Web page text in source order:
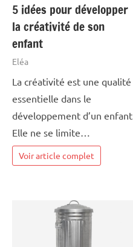
5 idées pour développer
la créativité de son
enfant
Eléa
La créativité est une qualité
essentielle dans le
développement d’un enfant.
Elle ne se limite…
Voir article complet